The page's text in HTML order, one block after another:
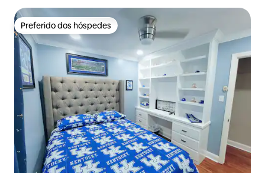
Preferido dos hóspedes
Preferido dos hóspedes